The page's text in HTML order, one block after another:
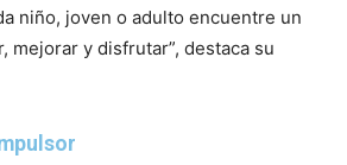
niño, joven o adulto encuentre un
mejorar y disfrutar”, destaca su